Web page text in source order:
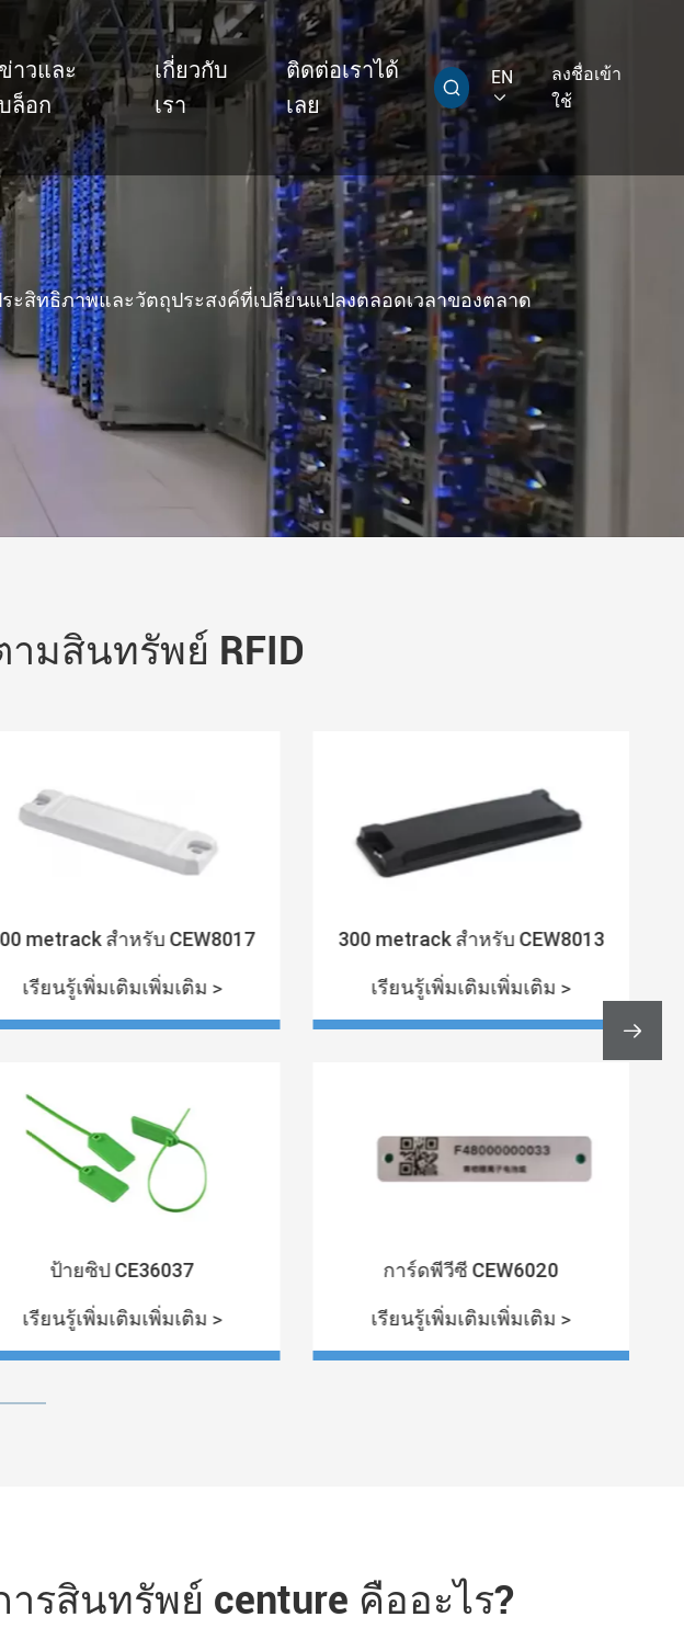
ข่าวและ
ล็อก
เกี่ยวกับ
เรา
ติดต่อเราได้
เลย
 EN

ลงชื่อเข้า
ใช้
ะสิทธิภาพและวัตถุประสงค์ที่เปลี่ยนแปลงตลอดเวลาของตลาด
มสินทรัพย์ RFID
metrack สำหรับ CEW8017
เรียนรู้เพิ่มเติมเพิ่มเติม >
300 metrack สำหรับ CEW8013
เรียนรู้เพิ่มเติมเพิ่มเติม >
ป้ายซิป CE36037
เรียนรู้เพิ่มเติมเพิ่มเติม >
การ์ดพีวีซี CEW6020
เรียนรู้เพิ่มเติมเพิ่มเติม >

สินทรัพย์ centure คืออะไร?